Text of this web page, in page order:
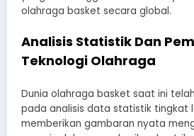
olahraga basket secara global.
Analisis Statistik Dan
Teknologi Olahraga
Dunia olahraga basket saat ini
pada analisis data statistik tingkat
memberikan gambaran nyata